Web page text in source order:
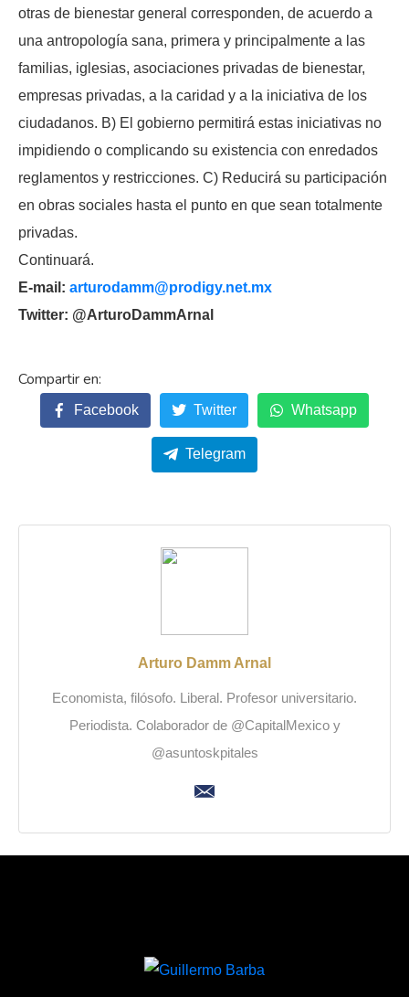
otras de bienestar general corresponden, de acuerdo a
una antropología sana, primera y principalmente a las
familias, iglesias, asociaciones privadas de bienestar,
empresas privadas, a la caridad y a la iniciativa de los
ciudadanos. B) El gobierno permitirá estas iniciativas no
impidiendo o complicando su existencia con enredados
reglamentos y restricciones. C) Reducirá su participación
en obras sociales hasta el punto en que sean totalmente
privadas.
Continuará.
E-mail: arturodamm@prodigy.net.mx
Twitter: @ArturoDammArnal
Facebook Twitter Whatsapp
Telegram
Arturo Damm Arnal
Economista, filósofo. Liberal. Profesor universitario.
Periodista. Colaborador de @CapitalMexico y
@asuntoskpitales